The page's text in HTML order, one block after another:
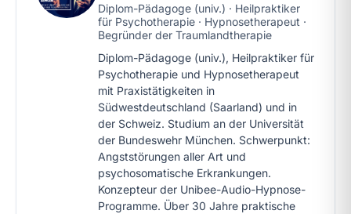
Diplom-Pädagoge (univ.) · Heilpraktiker
für Psychotherapie · Hypnosetherapeut ·
Begründer der Traumlandtherapie
Diplom-Pädagoge (univ.), Heilpraktiker für
Psychotherapie und Hypnosetherapeut
mit Praxistätigkeiten in
Südwestdeutschland (Saarland) und in
der Schweiz. Studium an der Universität
der Bundeswehr München. Schwerpunkt:
Angststörungen aller Art und
psychosomatische Erkrankungen.
Konzepteur der Unibee-Audio-Hypnose-
Programme. Über 30 Jahre praktische